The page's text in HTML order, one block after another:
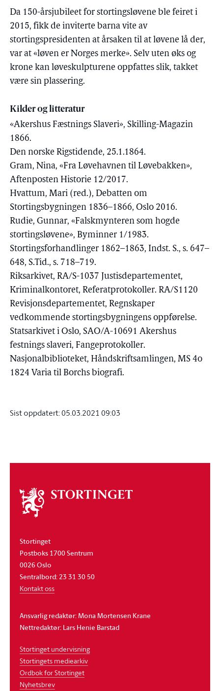
Da 150-årsjubileet for stortingsløvene ble feiret i
2015, fikk de inviterte barna vite av
stortingspresidenten at årsaken til at løvene lå der,
var at «løven er Norges merke». Selv uten øks og
krone kan løveskulpturene oppfattes slik, takket
være sin plassering.
Kilder og litteratur
«Akershus Fæstnings Slaveri», Skilling-Magazin
1866.
Den norske Rigstidende, 25.1.1864.
Gram, Nina, «Fra Løvehavnen til Løvebakken»,
Aftenposten Historie 12/2017.
Hvattum, Mari (red.), Debatten om
Stortingsbygningen 1836–1866, Oslo 2016.
Rudie, Gunnar, «Falskmynteren som hogde
stortingsløvene», Byminner 1/1983.
Stortingsforhandlinger 1862–1863, Indst. S., s. 647–
648, S.Tid., s. 718–719.
Riksarkivet, RA/S-1037 Justisdepartementet,
Kriminalkontoret, Referatprotokoller. RA/S1120
Revisjonsdepartementet, Regnskaper
vedkommende stortingsbygningens oppførelse.
Statsarkivet i Oslo, SAO/A-10691 Akershus
festnings slaveri, Fangeprotokoller.
Nasjonalbiblioteket, Håndskriftsamlingen, MS 4o
1824 Varia til Borchs biografi.
Sist oppdatert:05.03.2021 09:03
Om
stortinget
Stortinget
Postboks 1700 Sentrum
0026 Oslo
Sentralbord: 23 31 30 50
Kontakt oss
Ansvarlig redaktør: Mona Mortensen Krane
Nettredaktør: Lars Henie Barstad
Stortinget undervisning
Stortingets mediearkiv
Ordbok for Stortinget
Nyhetsbrev